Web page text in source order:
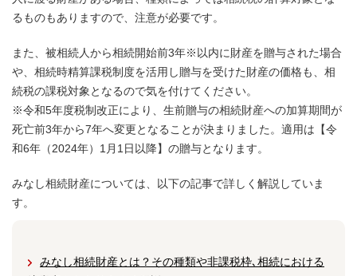
るものもありますので、注意が必要です。
また、被相続人から相続開始前3年※以内に財産を贈与された場合
や、相続時精算課税制度を活用し贈与を受けた財産の価格も、相
続税の課税対象となるので気を付けてください。
※令和5年度税制改正により、生前贈与の相続財産への加算期間が
死亡前3年から7年へ変更となることが決まりました。適用は【令
和6年（2024年）1月1日以降】の贈与となります。
みなし相続財産については、以下の記事で詳しく解説していま
す。
みなし相続財産とは？その種類や非課税枠､相続における